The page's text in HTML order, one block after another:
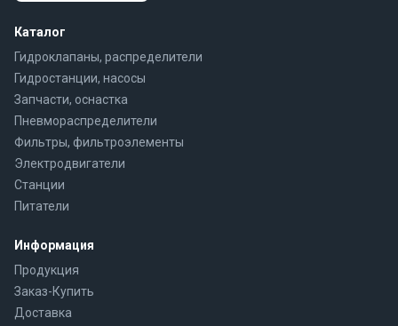
Каталог
Гидроклапаны, распределители
Гидростанции, насосы
Запчасти, оснастка
Пневмораспределители
Фильтры, фильтроэлементы
Электродвигатели
Станции
Питатели
Информация
Продукция
Заказ-Купить
Доставка